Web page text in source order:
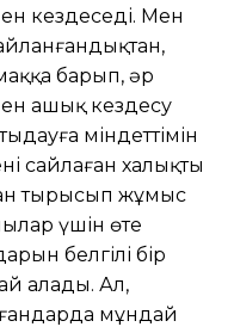
кездеседі. Мен
барып, əр
ашық кездесу
міндеттімін
сайлаған халықтың
тырысып жұмыс
үшін өте
белгілі бір
алады. Ал,
мұндай